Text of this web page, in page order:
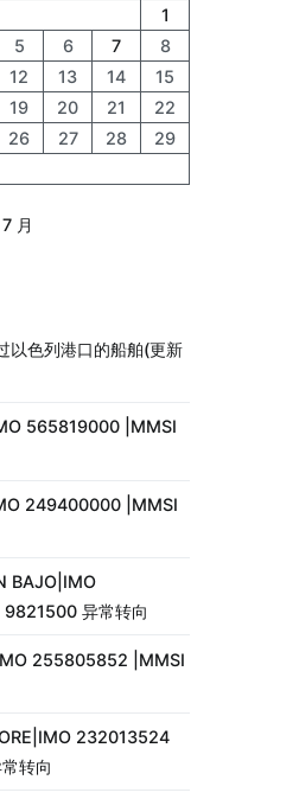
1
5 6 7
8
12 13 14
15
19 20 21
22
26 27 28
29
月
以色列港口的船舶(更新
565819000 |MMSI
249400000 |MMSI
BAJO|IMO
异常转向
255805852 |MMSI
232013524
转向